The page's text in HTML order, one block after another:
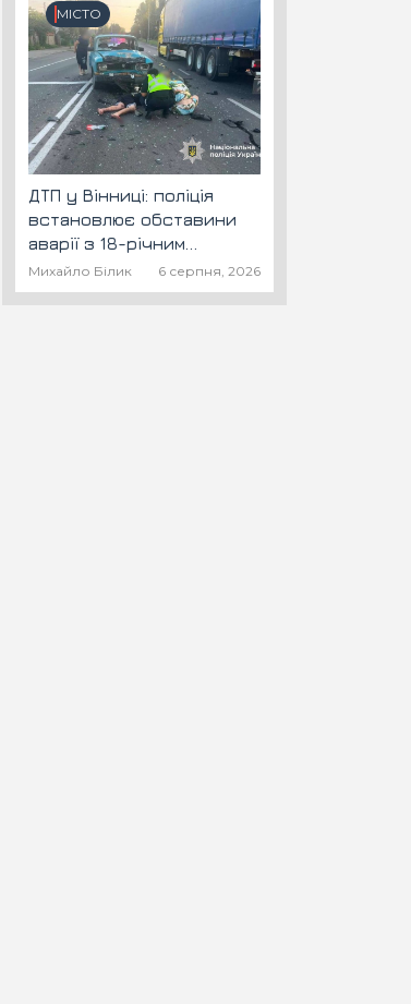
МІСТО
ДТП у Вінниці: поліція
встановлює обставини
аварії з 18-річним
скутеристом
Михайло Білик 6 серпня, 2026